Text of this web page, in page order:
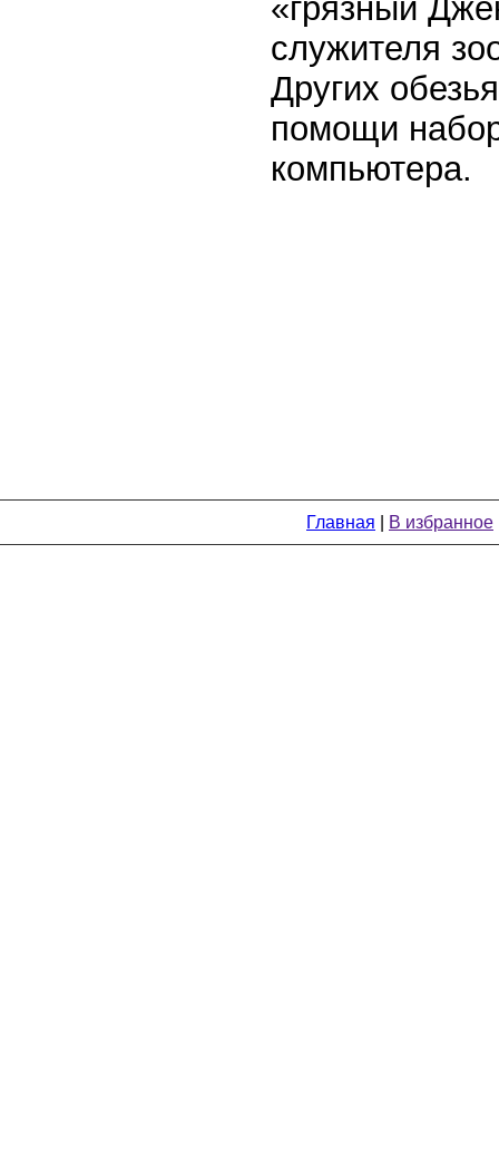
«грязный
служителя
Других
помощи
компьютера.
Главная В избранное